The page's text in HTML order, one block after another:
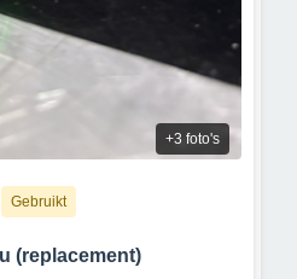
+3 foto's
Gebruikt
(replacement)